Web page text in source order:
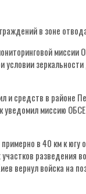
в зоне
и средств в
миссию ОБСЕ
в 40 км к
разведения
вернул войска на